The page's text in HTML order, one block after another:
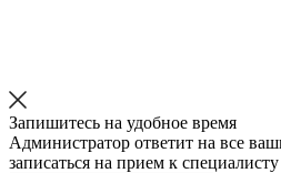
Запишитесь на удобное время
Администратор ответит на все
записаться на прием к специалисту